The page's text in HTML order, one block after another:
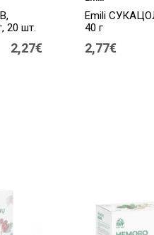
20 шт.
2,27€
Emili
40 г
2,77€